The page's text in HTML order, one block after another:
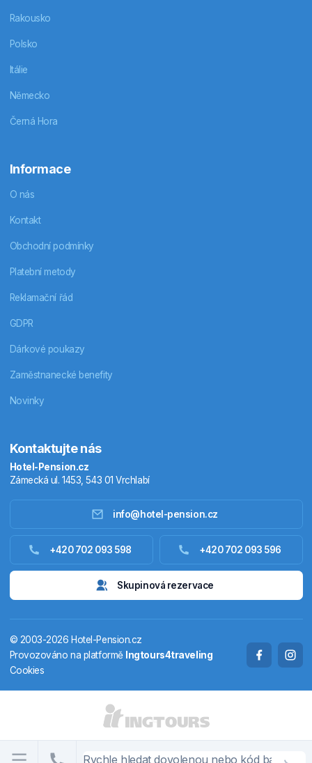
Ubytování zahraniční
Termály
Chaty a chalupy
DE
Rakousko
Polsko
Itálie
Německo
Černá Hora
Informace
O nás
Kontakt
Obchodní podmínky
Platební metody
Reklamační řád
GDPR
Dárkové poukazy
Zaměstnanecké benefity
Novinky
Kontaktujte nás
Hotel-Pension.cz
Zámecká ul. 1453, 543 01 Vrchlabí
info@hotel-pension.cz
+420 702 093 598 +420 702 093 596
Skupinová rezervace
© 2003-2026 Hotel-Pension.cz
Provozováno na platformě Ingtours4traveling
Cookies